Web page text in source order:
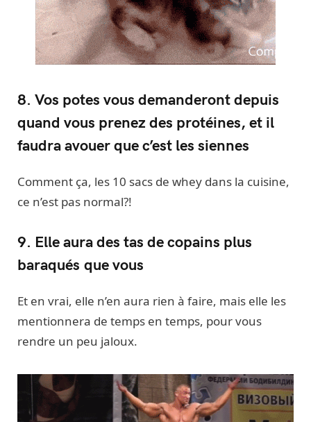
8. Vos potes vous demanderont depuis
quand vous prenez des protéines, et il
faudra avouer que c’est les siennes
Comment ça, les 10 sacs de whey dans la cuisine,
ce n’est pas normal?!
9. Elle aura des tas de copains plus
baraqués que vous
Et en vrai, elle n’en aura rien à faire, mais elle les
mentionnera de temps en temps, pour vous
rendre un peu jaloux.